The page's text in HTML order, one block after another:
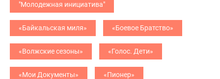
"Молодежная инициатива"
«Байкальская миля» «Боевое Братство»
«Волжские сезоны» «Голос. Дети»
«Мои Документы» «Пионер»